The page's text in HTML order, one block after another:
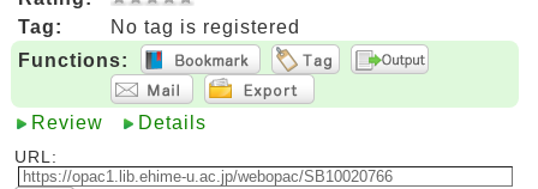
Tag:
No tag is registered
Functions:
Review Details
URL: